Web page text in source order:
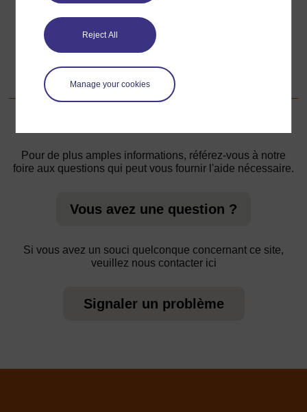
Reject All
Manage your cookies
Suivant
Suivant
ressources simples
Pour de plus amples informations, référez-vous à notre
foire aux questions qui peut vous fournir l'aide nécessaire.
Vous avez une question ?
Si vous avez un souci quelconque concernant ce site,
veuillez nous contacter ici
Signaler un problème